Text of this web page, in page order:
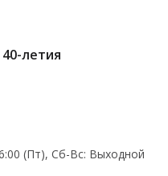
летия
(Пт), Cб-Вс: Выходной